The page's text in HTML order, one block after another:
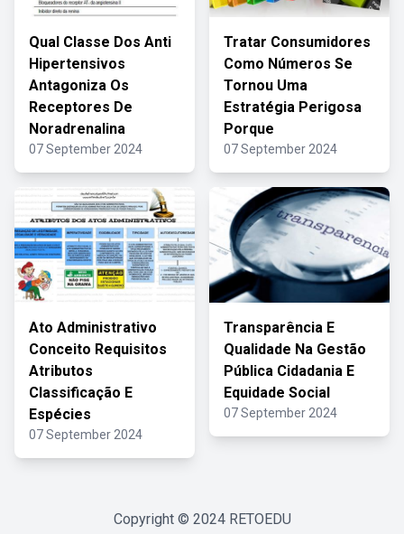
Qual Classe Dos Anti
Hipertensivos
Antagoniza Os
Receptores De
Noradrenalina
07 September 2024
Tratar Consumidores
Como Números Se
Tornou Uma
Estratégia Perigosa
Porque
07 September 2024
Ato Administrativo
Conceito Requisitos
Atributos
Classificação E
Espécies
07 September 2024
Transparência E
Qualidade Na Gestão
Pública Cidadania E
Equidade Social
07 September 2024
Copyright © 2024 RETOEDU